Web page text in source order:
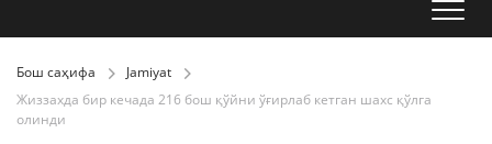
Бош саҳифа
Jamiyat
Жиззахда бир кечада 216 бош қўйни ўғирлаб кетган шахс қўлга
олинди